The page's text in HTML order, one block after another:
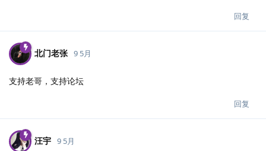
回复
北门老张 9 5月
支持老哥，支持论坛
回复
汪宇 9 5月